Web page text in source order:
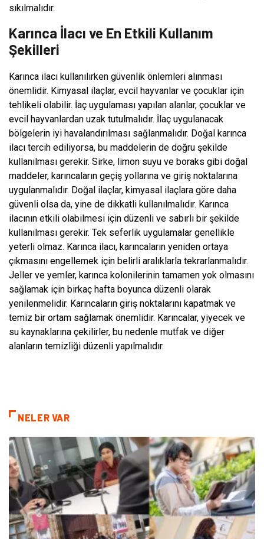
sıkılmalıdır.
Karınca İlacı ve En Etkili Kullanım
Şekilleri
Karınca ilacı kullanılırken güvenlik önlemleri alınması
önemlidir. Kimyasal ilaçlar, evcil hayvanlar ve çocuklar için
tehlikeli olabilir. İaç uygulaması yapılan alanlar, çocuklar ve
evcil hayvanlardan uzak tutulmalıdır. İlaç uygulanacak
bölgelerin iyi havalandırılması sağlanmalıdır. Doğal karınca
ilacı tercih ediliyorsa, bu maddelerin de doğru şekilde
kullanılması gerekir. Sirke, limon suyu ve boraks gibi doğal
maddeler, karıncaların geçiş yollarına ve giriş noktalarına
uygulanmalıdır. Doğal ilaçlar, kimyasal ilaçlara göre daha
güvenli olsa da, yine de dikkatli kullanılmalıdır. Karınca
ilacının etkili olabilmesi için düzenli ve sabırlı bir şekilde
kullanılması gerekir. Tek seferlik uygulamalar genellikle
yeterli olmaz. Karınca ilacı, karıncaların yeniden ortaya
çıkmasını engellemek için belirli aralıklarla tekrarlanmalıdır.
Jeller ve yemler, karınca kolonilerinin tamamen yok olmasını
sağlamak için birkaç hafta boyunca düzenli olarak
yenilenmelidir. Karıncaların giriş noktalarını kapatmak ve
temiz bir ortam sağlamak önemlidir. Karıncalar, yiyecek ve
su kaynaklarına çekilirler, bu nedenle mutfak ve diğer
alanların temizliği düzenli yapılmalıdır.
NELER VAR